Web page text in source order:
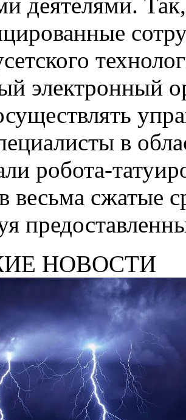
электронный
в
робота-
весьма сжатые
НОВОСТИ